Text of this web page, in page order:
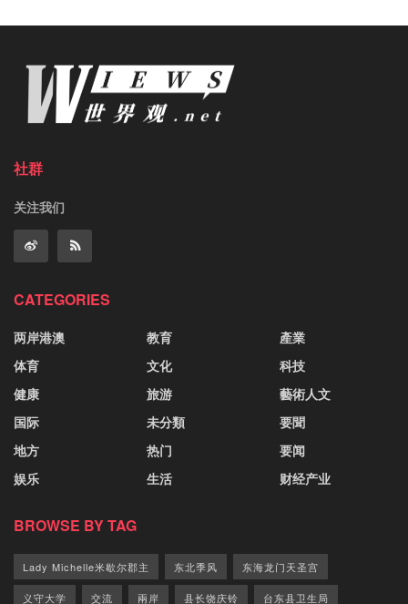
社群
关注我们
CATEGORIES
两岸港澳
体育
健康
国际
地方
娱乐
教育
文化
旅游
未分類
热门
生活
產業
科技
藝術人文
要聞
要闻
财经产业
BROWSE BY TAG
Lady Michelle米歇尔郡主 东北季风 东海龙门天圣宫
义守大学 交流 兩岸 县长饶庆铃 台东县卫生局